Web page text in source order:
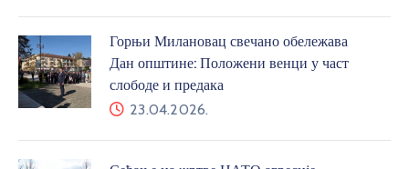
Горњи Милановац свечано обележава
Дан општине: Положени венци у част
слободе и предака
23.04.2026.